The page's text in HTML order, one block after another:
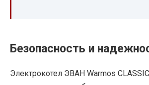
Безопасность и
Электрокотел ЭВАН Warmos